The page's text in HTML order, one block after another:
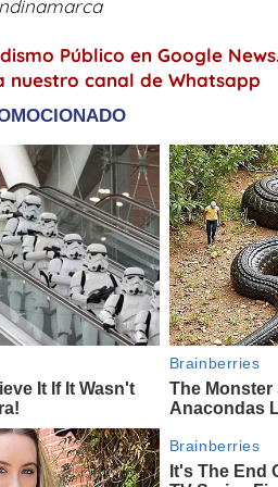
Público en Google
nuestro canal de Whatsapp